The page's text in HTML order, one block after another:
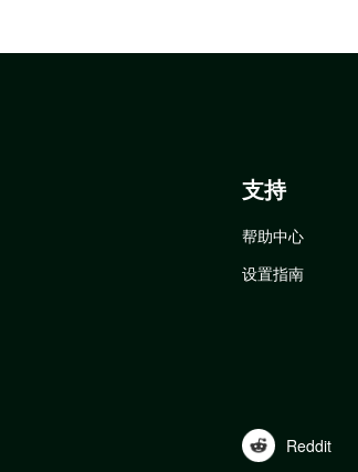
支持
帮助中心
设置指南
Reddit